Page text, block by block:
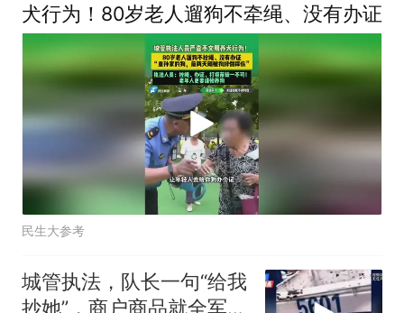
犬行为！80岁老人遛狗不牵绳、没有办证
民生大参考
城管执法，队长一句“给我
抄她”，商户商品就全军覆